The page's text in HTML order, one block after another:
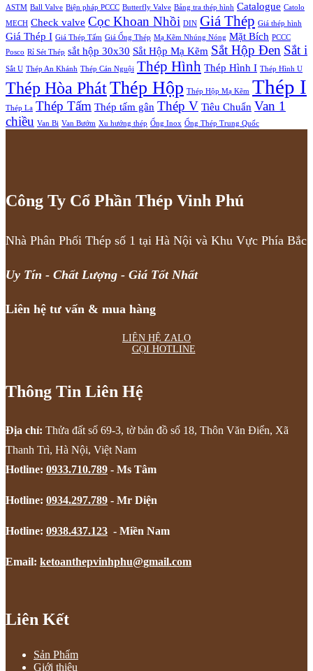
ASTM Ball Valve Biện pháp PCCC Butterfly Valve Bảng tra thép hình Catalogue Catolo
MECH Check valve Cọc Khoan Nhồi DIN Giá Thép Giá thép hình
Giá Thép I Giá Thép Tấm Giá Ống Thép Mạ Kẽm Nhúng Nóng Mặt Bích PCCC
Posco Rỉ Sét Thép sắt hộp 30x30 Sắt Hộp Mạ Kẽm Sắt Hộp Đen Sắt i
Sắt U Thép An Khánh Thép Cán Nguội Thép Hình Thép Hình I Thép Hình U
Thép Hòa PhátThép Hộp Thép Hộp Mạ Kẽm Thép I
Thép La Thép Tấm Thép tấm gân Thép V Tiêu Chuẩn Van 1
chiều Van Bi Van Bướm Xu hướng thép Ống Inox Ống Thép Trung Quốc
Công Ty Cổ Phần Thép Vinh Phú
Nhà Phân Phối Thép số 1 tại Hà Nội và Khu Vực Phía Bắc
Uy Tín - Chất Lượng - Giá Tốt Nhất
Liên hệ tư vấn & mua hàng
LIÊN HỆ ZALO
GỌI HOTLINE
Thông Tin Liên Hệ
Địa chỉ: Thửa đất số 69-3, tờ bản đồ số 18, Thôn Văn Điển, Xã
Thanh Trì, Hà Nội, Việt Nam
Hotline: 0933.710.789 - Ms Tâm
Hotline: 0934.297.789 - Mr Diện
Hotline: 0938.437.123 - Miền Nam
Email: ketoanthepvinhphu@gmail.com
Liên Kết
Sản Phẩm
Giới thiệu